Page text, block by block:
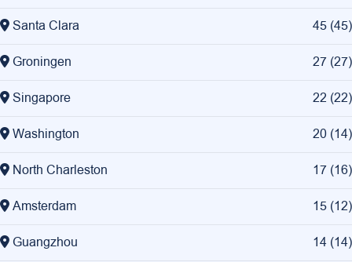
Santa Clara 45 (45)
Groningen 27 (27)
Singapore 22 (22)
Washington 20 (14)
North Charleston 17 (16)
Amsterdam 15 (12)
Guangzhou 14 (14)